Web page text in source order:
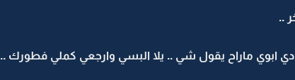
..
ابوي ماراح يقول شي .. يلا البسي وارجعي كملي فطورك ..